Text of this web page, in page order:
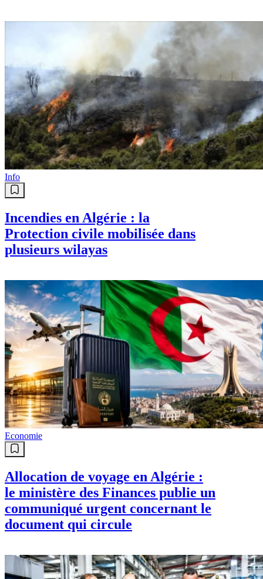
Info
Incendies en Algérie : la
Protection civile mobilisée dans
plusieurs wilayas
Economie
Allocation de voyage en Algérie :
le ministère des Finances publie un
communiqué urgent concernant le
document qui circule